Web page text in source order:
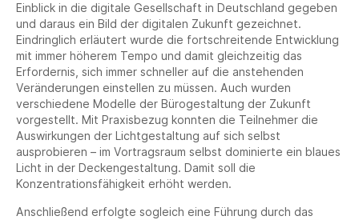
Einblick in die digitale Gesellschaft in Deutschland gegeben
und daraus ein Bild der digitalen Zukunft gezeichnet.
Eindringlich erläutert wurde die fortschreitende Entwicklung
mit immer höherem Tempo und damit gleichzeitig das
Erfordernis, sich immer schneller auf die anstehenden
Veränderungen einstellen zu müssen. Auch wurden
verschiedene Modelle der Bürogestaltung der Zukunft
vorgestellt. Mit Praxisbezug konnten die Teilnehmer die
Auswirkungen der Lichtgestaltung auf sich selbst
ausprobieren – im Vortragsraum selbst dominierte ein blaues
Licht in der Deckengestaltung. Damit soll die
Konzentrationsfähigkeit erhöht werden.
Anschließend erfolgte sogleich eine Führung durch das